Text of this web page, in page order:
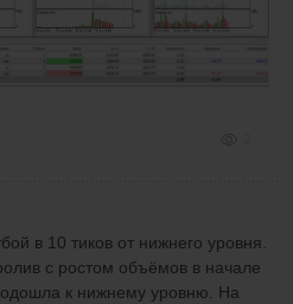
в 10 тиков от нижнего уровня.
с ростом объёмов в начале
к нижнему уровню. На